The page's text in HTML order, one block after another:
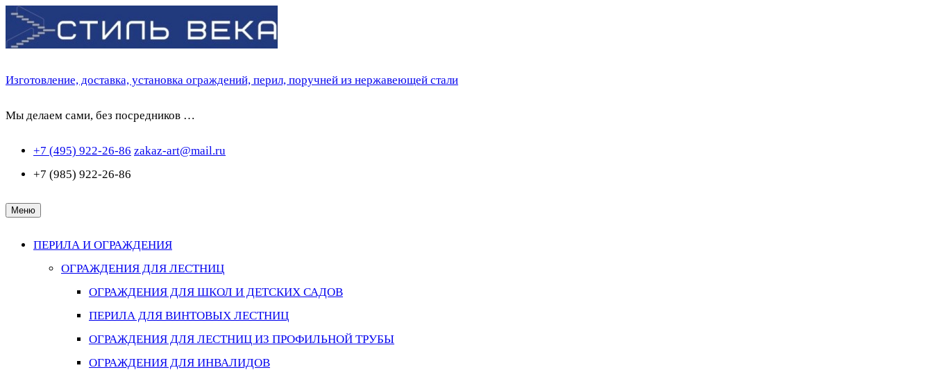
Перейти
к
Изготовление, доставка, установка ограждений, перил, поручней из нержавеющей стали
Мы делаем сами, без посредников …
+7 (495) 922-26-86 zakaz-art@mail.ru
+7 (985) 922-26-86
Меню
ПЕРИЛА И ОГРАЖДЕНИЯ
ОГРАЖДЕНИЯ ДЛЯ ЛЕСТНИЦ
ОГРАЖДЕНИЯ ДЛЯ ШКОЛ И ДЕТСКИХ САДОВ
ПЕРИЛА ДЛЯ ВИНТОВЫХ ЛЕСТНИЦ
ОГРАЖДЕНИЯ ДЛЯ ЛЕСТНИЦ ИЗ ПРОФИЛЬНОЙ ТРУБЫ
ОГРАЖДЕНИЯ ДЛЯ ИНВАЛИДОВ